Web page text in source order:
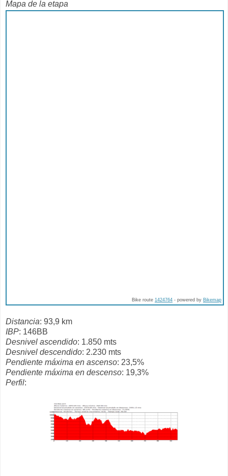
Mapa de la etapa
Bike route 1424764 - powered by Bikemap
Distancia: 93,9 km
IBP: 146BB
Desnivel ascendido: 1.850 mts
Desnivel descendido: 2.230 mts
Pendiente máxima en ascenso: 23,5%
Pendiente máxima en descenso: 19,3%
Perfil: